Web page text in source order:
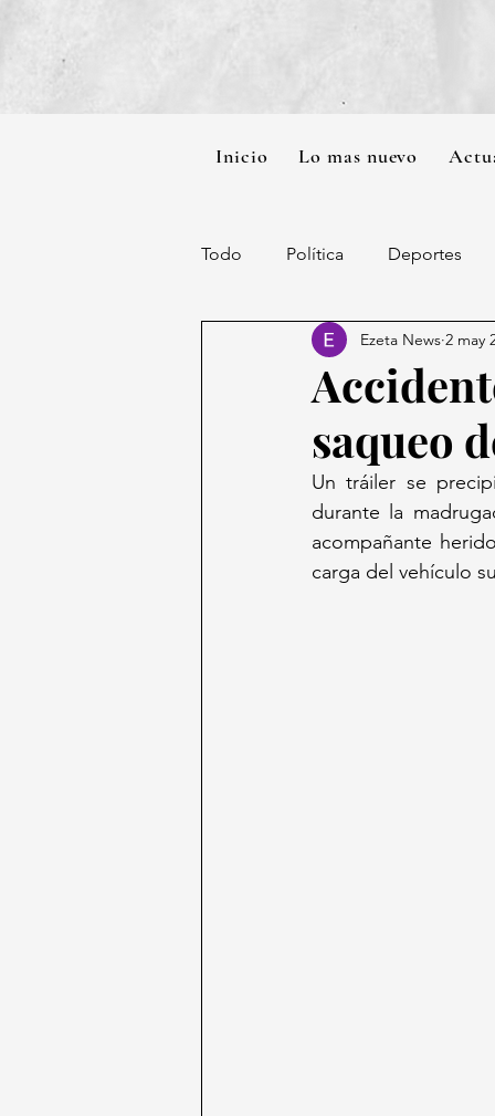
Inicio Lo mas nuevo
Todo Política Deportes
saqueo
Ezeta News 2 may
Un tráiler se
durante la
acompañante
carga del vehículo